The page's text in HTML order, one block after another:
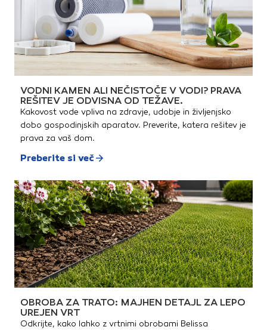
VODNI KAMEN ALI NEČISTOČE V VODI? PRAVA
REŠITEV JE ODVISNA OD TEŽAVE.
Kakovost vode vpliva na zdravje, udobje in življenjsko
dobo gospodinjskih aparatov. Preverite, katera rešitev je
prava za vaš dom.
Preberite si več
OBROBA ZA TRATO: MAJHEN DETAJL ZA LEPO
UREJEN VRT
Odkrijte, kako lahko z vrtnimi obrobami Belissa